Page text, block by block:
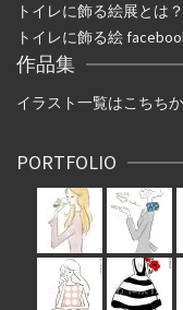
トイレに飾る絵展とは？
トイレに飾る絵
作品集
イラスト一覧はこちち
PORTFOLIO